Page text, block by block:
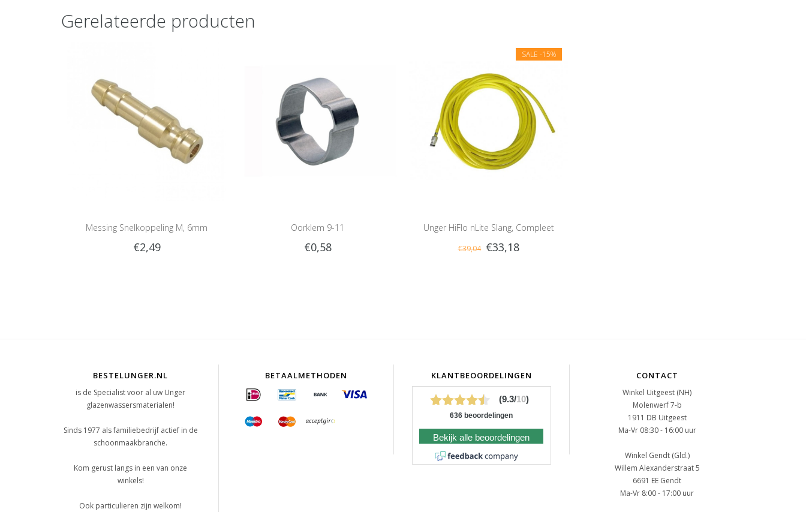
Gerelateerde producten
Messing Snelkoppeling M, 6mm
€2,49
Oorklem 9-11
€0,58
SALE -15%
Unger HiFlo nLite Slang, Compleet
€39,04 €33,18
BESTELUNGER.NL
is de Specialist voor al uw Unger
glazenwassersmaterialen!
Sinds 1977 als familiebedrijf actief in de
schoonmaakbranche.
Kom gerust langs in een van onze
winkels!
Ook particulieren zijn welkom!
BETAALMETHODEN KLANTBEOORDELINGEN
(9.3/10)
636 beoordelingen
Bekijk alle beoordelingen
CONTACT
Winkel Uitgeest (NH)
Molenwerf 7-b
1911 DB Uitgeest
Ma-Vr 08:30 - 16:00 uur
Winkel Gendt (Gld.)
Willem Alexanderstraat 5
6691 EE Gendt
Ma-Vr 8:00 - 17:00 uur